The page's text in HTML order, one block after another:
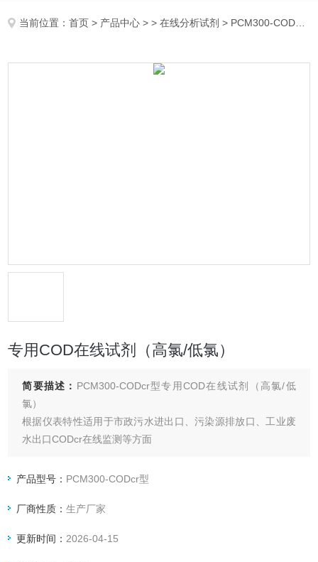
当前位置：首页 > 产品中心 > >在线分析试剂 > PCM300-CODcr型专用COD在线试剂（高氯/低氯）
专用COD在线试剂（高氯/低氯）
简要描述： PCM300-CODcr型专用COD在线试剂（高氯/低
氯）
根据仪表特性适用于市政污水进出口、污染源排放口、工业废
水出口CODcr在线监测等方面
产品型号： PCM300-CODcr型
厂商性质：生产厂家
更新时间： 2026-04-15